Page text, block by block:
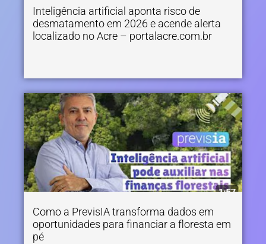
Inteligência artificial aponta risco de
desmatamento em 2026 e acende alerta
localizado no Acre – portalacre.com.br
Como a PrevisIA transforma dados em
oportunidades para financiar a floresta em
pé